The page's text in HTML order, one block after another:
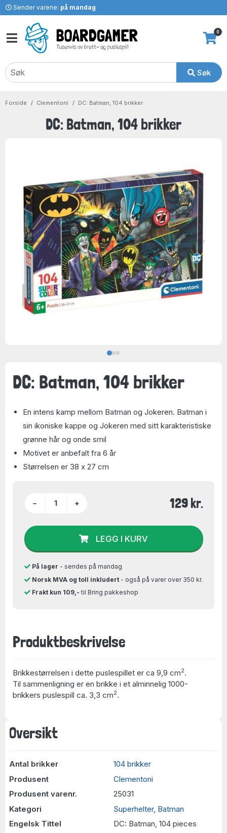
Sender varene: på mandag
Søk
0
Forside Clementoni DC: Batman, 104 brikker
DC: Batman, 104 brikker
Oversikt
Antal brikker
104 brikker
Produsent
Clementoni
Produsent varenr.
25031
Kategori
Superhelter, Batman
Engelsk Tittel
DC: Batman, 104 pieces
DC: Batman, 104 brikker
En intens kamp mellom Batman og Jokeren. Batman i
sin ikoniske kappe og Jokeren med sitt karakteristiske
grønne hår og onde smil
Motivet er anbefalt fra 6 år
Størrelsen er 38 x 27 cm
− + 129 kr.
LEGG I KURV
På lager - sendes på mandag
Norsk MVA og toll inkludert- også på varer over 350 kr.
Frakt kun 109,- til Bring pakkeshop
Produktbeskrivelse
Brikkestørrelsen i dette puslespillet er ca 9,9 cm2.
Til sammenligning er en brikke i et alminnelig 1000-
brikkers puslespill ca. 3,3 cm2.